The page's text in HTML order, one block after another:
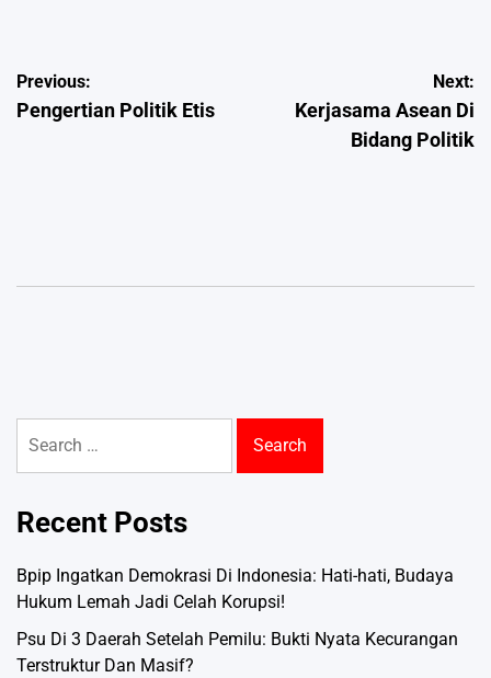
Post
navigation
Previous:
Pengertian Politik Etis
Next:
Kerjasama Asean Di
Bidang Politik
for:
Recent Posts
Bpip Ingatkan Demokrasi Di Indonesia: Hati-hati, Budaya
Hukum Lemah Jadi Celah Korupsi!
Psu Di 3 Daerah Setelah Pemilu: Bukti Nyata Kecurangan
Terstruktur Dan Masif?